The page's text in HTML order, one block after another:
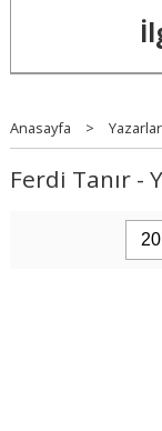
Anasayfa > Yazarlar
Ferdi Tanır -